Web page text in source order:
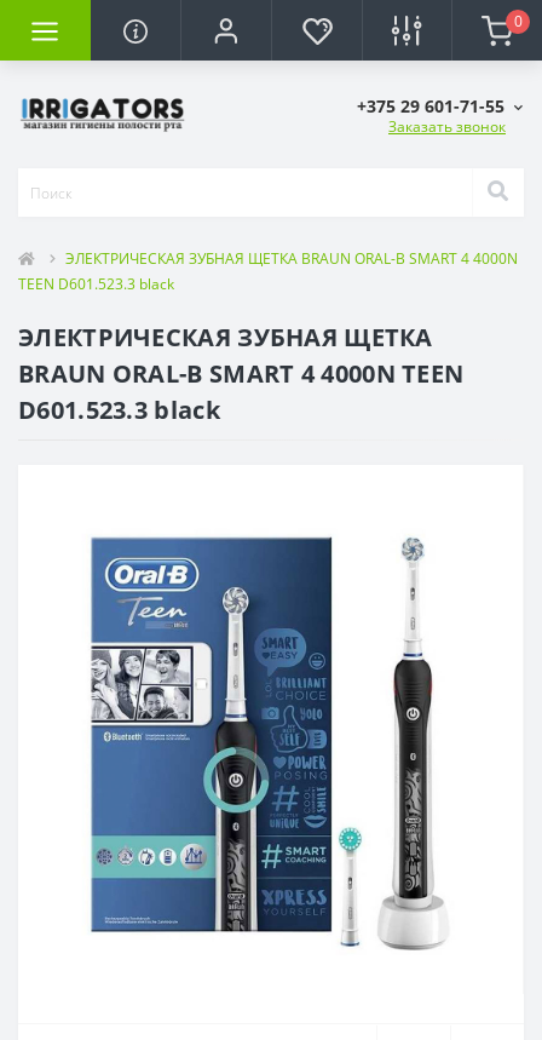
0
+375 29 601-71-55
Заказать звонок
ЭЛЕКТРИЧЕСКАЯ ЗУБНАЯ ЩЕТКА BRAUN ORAL-B SMART 4 4000N
TEEN D601.523.3 black
ЭЛЕКТРИЧЕСКАЯ ЗУБНАЯ ЩЕТКА
BRAUN ORAL-B SMART 4 4000N TEEN
D601.523.3 black